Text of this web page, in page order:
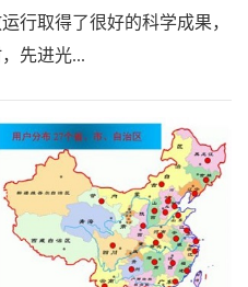
行取得了很好的科学成果，
先进光...